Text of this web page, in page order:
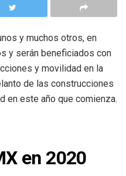
y muchos otros, en
y serán beneficiados con
y movilidad en la
de las construcciones
en este año que comienza.
en 2020